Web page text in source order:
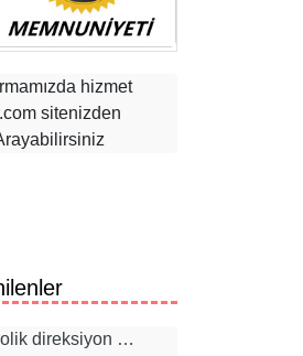
hizmet
sitenizden
direksiyon …